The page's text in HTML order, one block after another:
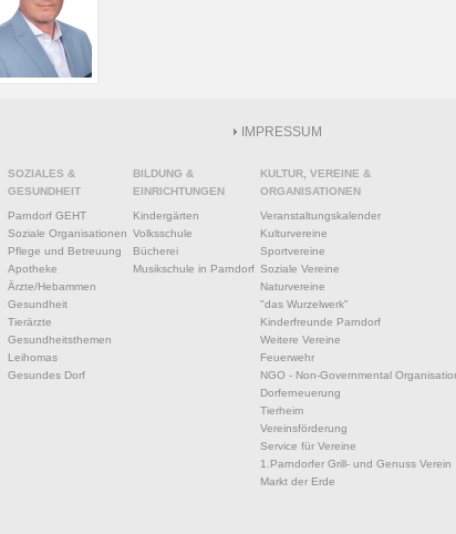
IMPRESSUM
SOZIALES &
GESUNDHEIT
Parndorf GEHT
Soziale Organisationen
Pflege und Betreuung
Apotheke
Ärzte/Hebammen
Gesundheit
Tierärzte
Gesundheitsthemen
Leihomas
Gesundes Dorf
BILDUNG &
EINRICHTUNGEN
Kindergärten
Volksschule
Bücherei
Musikschule in Parndorf
KULTUR, VEREINE &
ORGANISATIONEN
Veranstaltungskalender
Kulturvereine
Sportvereine
Soziale Vereine
Naturvereine
"das Wurzelwerk"
Kinderfreunde Parndorf
Weitere Vereine
Feuerwehr
NGO - Non-Governmental
Dorferneuerung
Tierheim
Vereinsförderung
Service für Vereine
1.Parndorfer Grill- und Genuss Verein
Markt der Erde